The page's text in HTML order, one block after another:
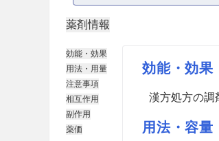
薬剤情報
効能・効果
用法・用量
注意事項
相互作用
副作用
薬価
効能・効果
漢方処方の調
用法・容量